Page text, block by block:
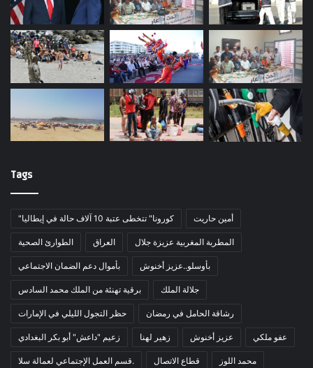
Tags
"كورونا" تتخطى عتبة 10 آلاف حالة في إيطاليا أمين حاريت
الطوارئ الصحية العراق المطربة المغربية عزيزة جلال
بأموال دعم الضمان الاجتماعي بأوسلو..عزيز أخنوش
برقية تهنئة من الملك محمد السادس جلالة الملك
حظر التجول الليلي في الإمارات رشاقة الحامل في رمضان
زعيم "داعش" أبو بكر البغدادي زهير لهنا عزيز أخنوش عفو ملكي
قسم العمل الإجتماعي لعمالة سلا. قطاع الاتصال محمد اللوز